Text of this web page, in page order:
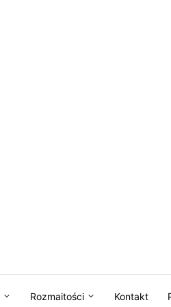
Rozmaitości Kontakt